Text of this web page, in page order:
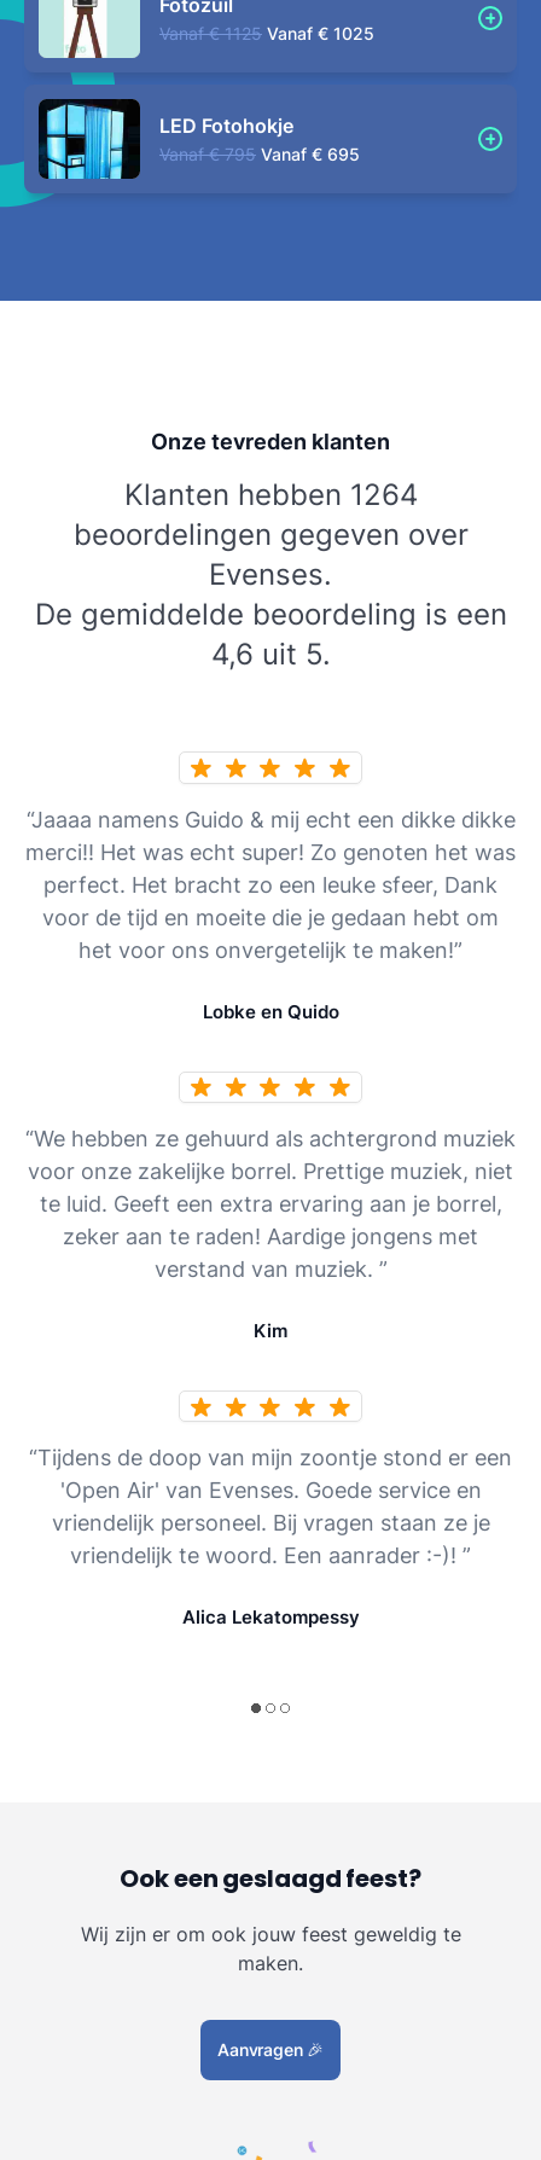
Vanaf € 1125 Vanaf € 1025
LED Fotohokje
Vanaf € 795 Vanaf € 695
Onze tevreden klanten
Klanten hebben 1264
beoordelingen gegeven over
Evenses.
De gemiddelde beoordeling is een
4,6 uit 5.
“Jaaaa namens Guido & mij echt een dikke dikke
merci!! Het was echt super! Zo genoten het was
perfect. Het bracht zo een leuke sfeer, Dank
voor de tijd en moeite die je gedaan hebt om
het voor ons onvergetelijk te maken!”
Lobke en Quido
“We hebben ze gehuurd als achtergrond muziek
voor onze zakelijke borrel. Prettige muziek, niet
te luid. Geeft een extra ervaring aan je borrel,
zeker aan te raden! Aardige jongens met
verstand van muziek. ”
Kim
“Tijdens de doop van mijn zoontje stond er een
'Open Air' van Evenses. Goede service en
vriendelijk personeel. Bij vragen staan ze je
vriendelijk te woord. Een aanrader :-)! ”
Alica Lekatompessy
Ook een geslaagd feest?
Wij zijn er om ook jouw feest geweldig te
maken.
Aanvragen 🎉